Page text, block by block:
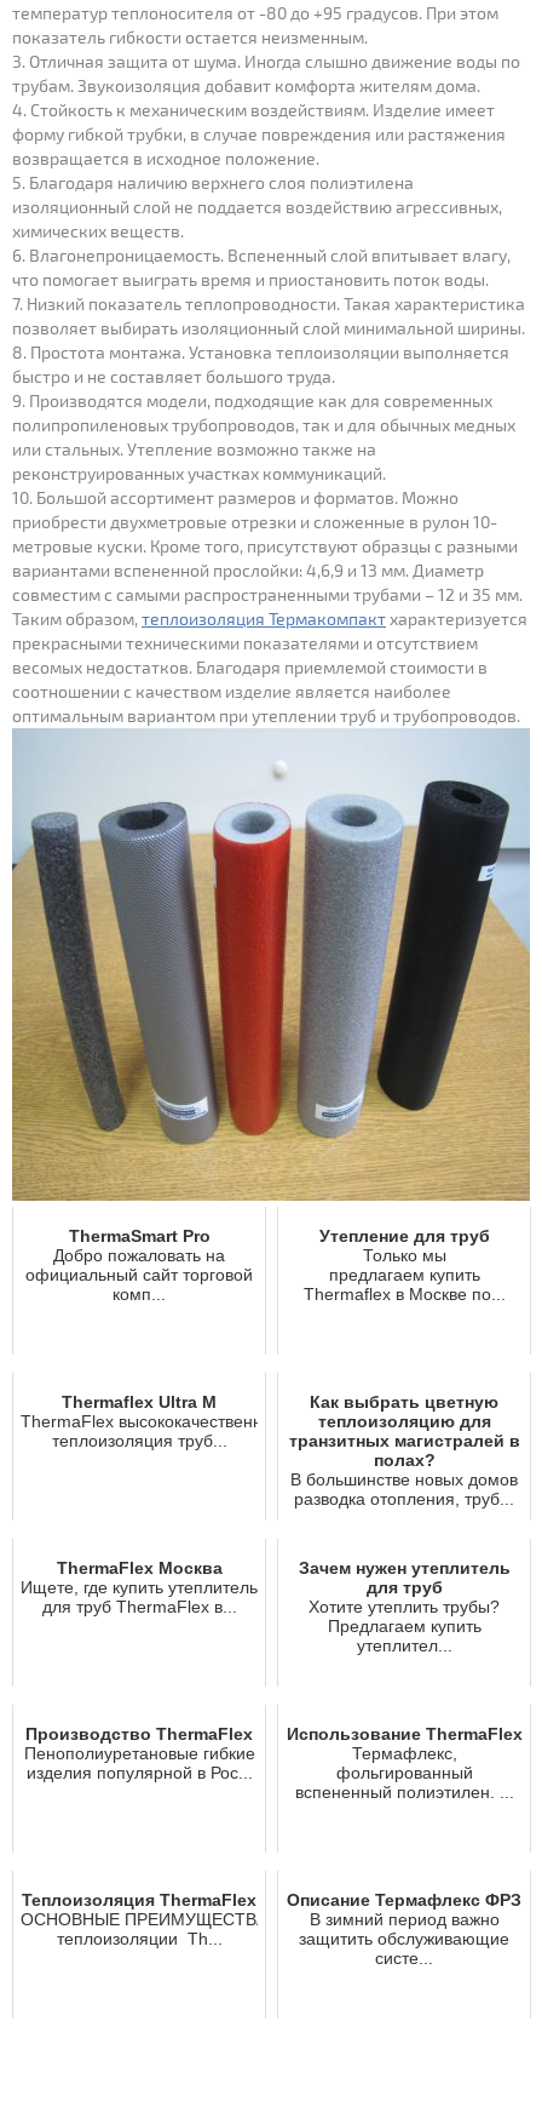
температур теплоносителя от -80 до +95 градусов. При этом
показатель гибкости остается неизменным.
Отличная защита от шума. Иногда слышно движение воды по
трубам. Звукоизоляция добавит комфорта жителям дома.
Стойкость к механическим воздействиям. Изделие имеет
форму гибкой трубки, в случае повреждения или растяжения
возвращается в исходное положение.
Благодаря наличию верхнего слоя полиэтилена
изоляционный слой не поддается воздействию агрессивных,
химических веществ.
Влагонепроницаемость. Вспененный слой впитывает влагу,
что помогает выиграть время и приостановить поток воды.
Низкий показатель теплопроводности. Такая характеристика
позволяет выбирать изоляционный слой минимальной ширины.
Простота монтажа. Установка теплоизоляции выполняется
быстро и не составляет большого труда.
Производятся модели, подходящие как для современных
полипропиленовых трубопроводов, так и для обычных медных
или стальных. Утепление возможно также на
реконструированных участках коммуникаций.
Большой ассортимент размеров и форматов. Можно
приобрести двухметровые отрезки и сложенные в рулон 10-
метровые куски. Кроме того, присутствуют образцы с разными
вариантами вспененной прослойки: 4,6,9 и 13 мм. Диаметр
совместим с самыми распространенными трубами – 12 и 35 мм.
Таким образом, теплоизоляция Термакомпактхарактеризуется
прекрасными техническими показателями и отсутствием
весомых недостатков. Благодаря приемлемой стоимости в
соотношении с качеством изделие является наиболее
оптимальным вариантом при утеплении труб и трубопроводов.
ThermaSmart Pro
Добро пожаловать на
официальный сайт торговой
комп...
Утепление для труб
Только мы
предлагаем купить
Thermaflex в Москве по...
Thermaflex Ultra M
ThermaFlex высококачественная
тeплoизoляция труб...
Как выбрать цветную
теплоизоляцию для
транзитных магистралей в
полах?
В большинстве новых домов
разводка отопления, труб...
ThermaFlex Москва
Ищете, где купить утеплитель
для труб ThermaFlex в...
Зачем нужен утеплитель
для труб
Хотите утеплить трубы?
Предлагаем купить
утеплител...
Производство ThermaFlex
Пенополиуретановые гибкие
изделия популярной в Рос...
Использование ThermaFlex
Термафлекс,
фольгированный
вспененный полиэтилен. ...
Теплоизоляция ThermaFlex
ОСНОВНЫЕ ПРЕИМУЩЕСТВА И ОТЛИЧИЯ
тeплoизoляции Th...
Описание Термафлекс ФРЗ
В зимний период важно
защитить обслуживающие
систе...